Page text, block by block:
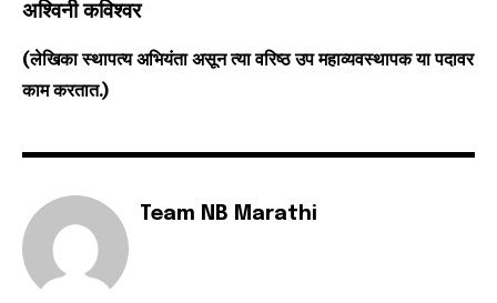
अश्विनी कविश्वर
(लेखिका स्थापत्य अभियंता असून त्या वरिष्ठ उप महाव्यवस्थापक या पदावर
काम करतात.)
Team NB Marathi